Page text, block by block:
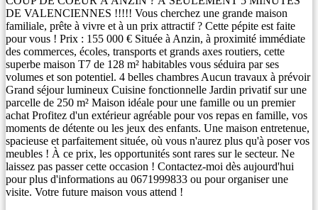
DE VALENCIENNES !!!!! Vous cherchez une grande maison
familiale, prête à vivre et à un prix attractif ? Cette pépite est faite
pour vous ! Prix : 155 000 € Située à Anzin, à proximité immédiate
des commerces, écoles, transports et grands axes routiers, cette
superbe maison T7 de 128 m² habitables vous séduira par ses
volumes et son potentiel. 4 belles chambres Aucun travaux à prévoir
Grand séjour lumineux Cuisine fonctionnelle Jardin privatif sur une
parcelle de 250 m² Maison idéale pour une famille ou un premier
achat Profitez d'un extérieur agréable pour vos repas en famille, vos
moments de détente ou les jeux des enfants. Une maison entretenue,
spacieuse et parfaitement située, où vous n'aurez plus qu'à poser vos
meubles ! À ce prix, les opportunités sont rares sur le secteur. Ne
laissez pas passer cette occasion ! Contactez-moi dès aujourd'hui
pour plus d'informations au 0671999833 ou pour organiser une
visite. Votre future maison vous attend !